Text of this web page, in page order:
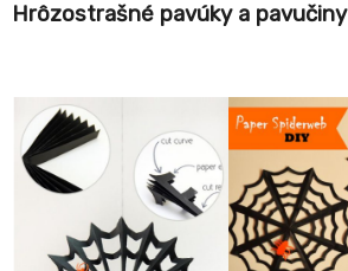
Hrôzostrašné pavúky a pavučiny